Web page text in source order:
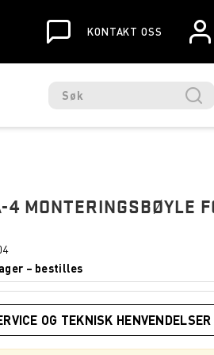
KONTAKT OSS
4 MONTERINGSBØYLE
– bestilles
OG TEKNISK HENVENDELSER